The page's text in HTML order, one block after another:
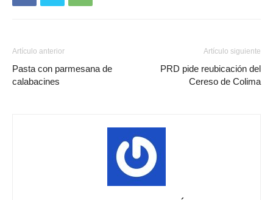
Artículo anterior
Pasta con parmesana de
calabacines
Artículo siguiente
PRD pide reubicación del
Cereso de Colima